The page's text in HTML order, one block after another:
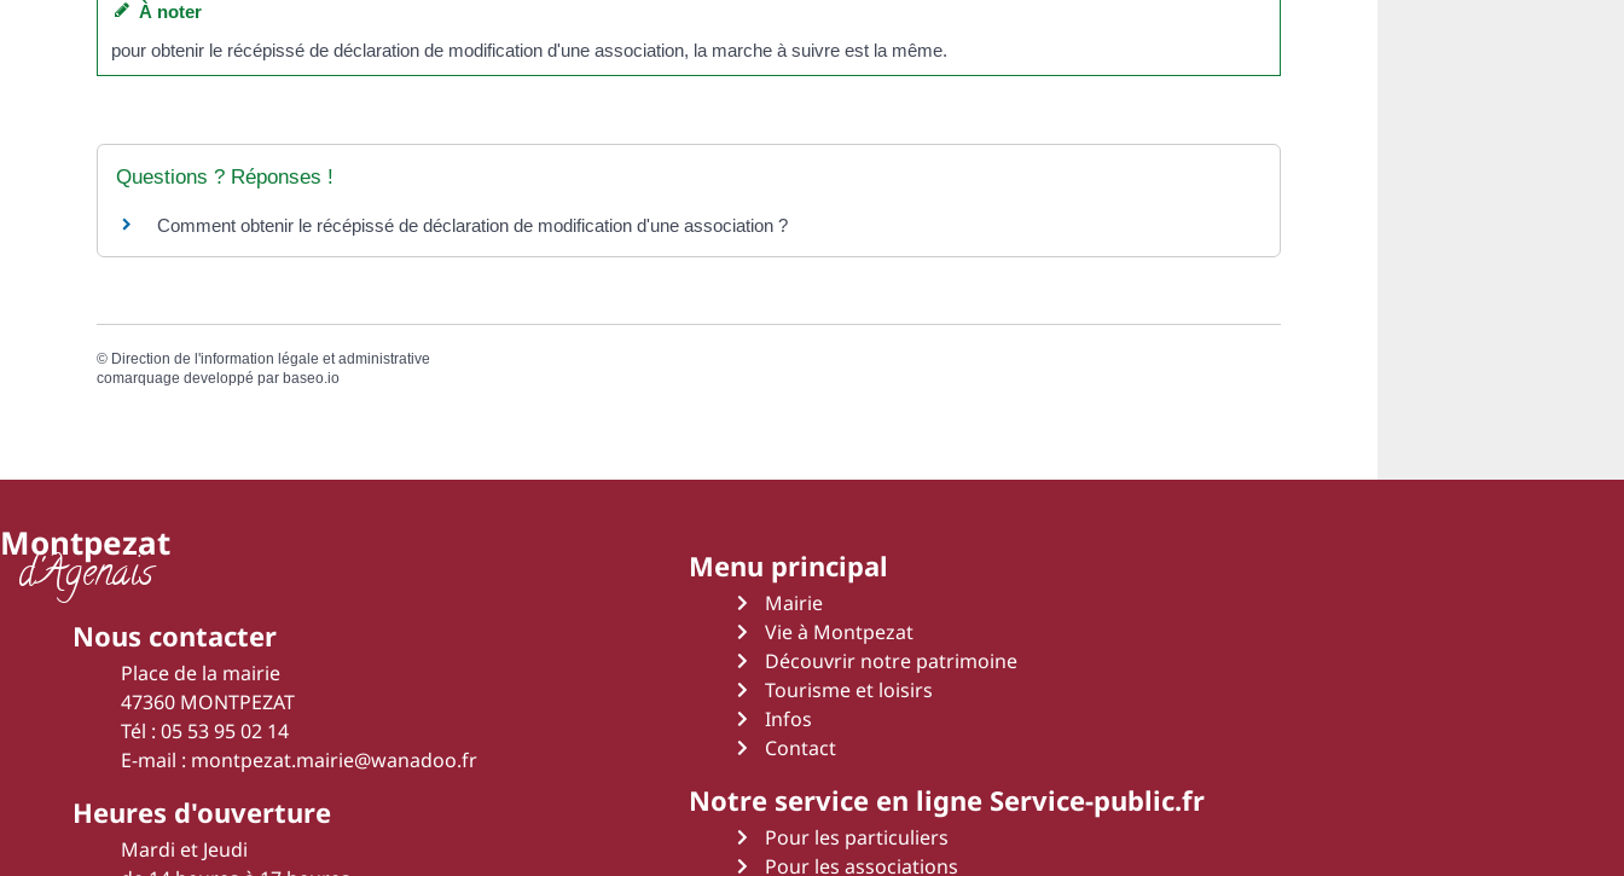
À noter
pour obtenir le récépissé de déclaration de modification d'une association, la marche à suivre est la même.
Questions ? Réponses !
Comment obtenir le récépissé de déclaration de modification d'une association ?
© Direction de l'information légale et administrative
comarquage developpé par baseo.io
Montpezat
d'Agenais
Nous contacter
Place de la mairie
47360 MONTPEZAT
Tél : 05 53 95 02 14
E-mail : montpezat.mairie@wanadoo.fr
Heures d'ouverture
Mardi et Jeudi
Menu principal
Mairie
Vie à Montpezat
Découvrir notre patrimoine
Tourisme et loisirs
Infos
Contact
Notre service en ligne Service-public.fr
Pour les particuliers
Pour les associations